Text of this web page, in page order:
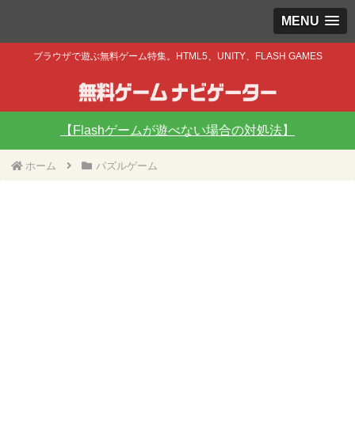
MENU
ブラウザで遊ぶ無料ゲーム特集。HTML5、UNITY、FLASH GAMES
【Flashゲームが遊べない場合の対処法】
ホーム パズルゲーム